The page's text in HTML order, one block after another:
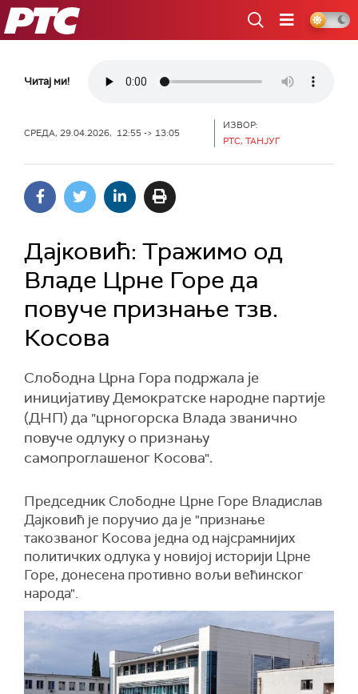
РТС
Читај ми!
СРЕДА, 29.04.2026, 12:55 -> 13:05
ИЗВОР:
РТС, ТАНЈУГ
Дајковић: Тражимо од
Владе Црне Горе да
повуче признање тзв.
Косова
Слободна Црна Гора подржала је
иницијативу Демократске народне партије
(ДНП) да "црногорска Влада званично
повуче одлуку о признању
самопроглашеног Косова".
Председник Слободне Црне Горе Владислав
Дајковић је поручио да је "признање
такозваног Косова једна од најсрамнијих
политичких одлука у новијој историји Црне
Горе, донесена противно вољи већинског
народа".